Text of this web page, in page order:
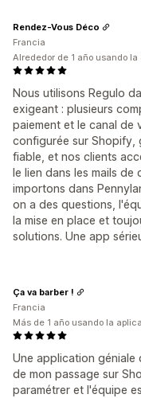
Nous utilisons Regulo
exigeant : plusieurs
paiement et le canal de
configurée sur Shopify,
fiable, et nos clients
le lien dans les mails
importons dans
on a des questions,
la mise en place et
solutions. Une app
Rendez-Vous Déco
Francia
Alrededor de 1 año usando
Une application géniale
de mon passage sur
paramétrer et l'équipe
Ça va barber !
Francia
Más de 1 año usando la